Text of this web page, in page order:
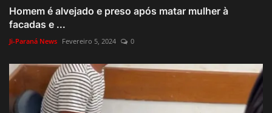
Homem é alvejado e preso após matar mulher à
facadas e ...
Ji-Paraná News Fevereiro 5, 2024 0